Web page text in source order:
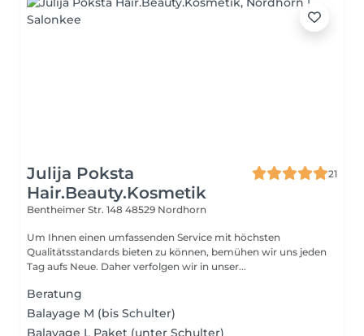
Julija Poksta
Hair.Beauty.Kosmetik
21
Bentheimer Str. 148 48529 Nordhorn
Um Ihnen einen umfassenden Service mit höchsten
Qualitätsstandards bieten zu können, bemühen wir uns jeden
Tag aufs Neue. Daher verfolgen wir in unser...
Beratung
Balayage M (bis Schulter)
Balayage L Paket (unter Schulter)